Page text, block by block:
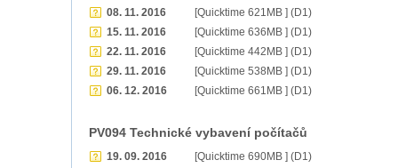
08. 11. 2016
[Quicktime 621MB ] (D1)
15. 11. 2016
[Quicktime 636MB ] (D1)
22. 11. 2016
[Quicktime 442MB ] (D1)
29. 11. 2016
[Quicktime 538MB ] (D1)
06. 12. 2016
[Quicktime 661MB ] (D1)
PV094 Technické vybavení počítačů
19. 09. 2016
[Quicktime 690MB ] (D1)